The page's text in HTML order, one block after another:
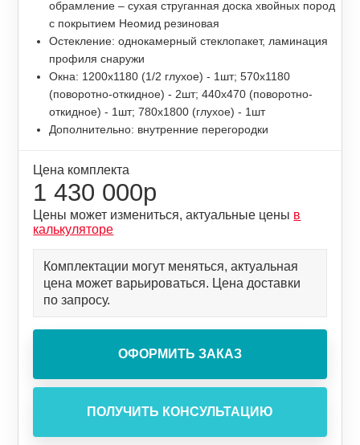
обрамление – сухая струганная доска хвойных пород
с покрытием Неомид резиновая
Остекление: однокамерный стеклопакет, ламинация
профиля снаружи
Окна: 1200х1180 (1/2 глухое) - 1шт; 570х1180
(поворотно-откидное) - 2шт; 440х470 (поворотно-
откидное) - 1шт; 780х1800 (глухое) - 1шт
Дополнительно: внутренние перегородки
Цена комплекта
1 430 000р
Цены может измениться, актуальные цены в
калькуляторе
Комплектации могут меняться, актуальная
цена может варьироваться. Цена доставки
по запросу.